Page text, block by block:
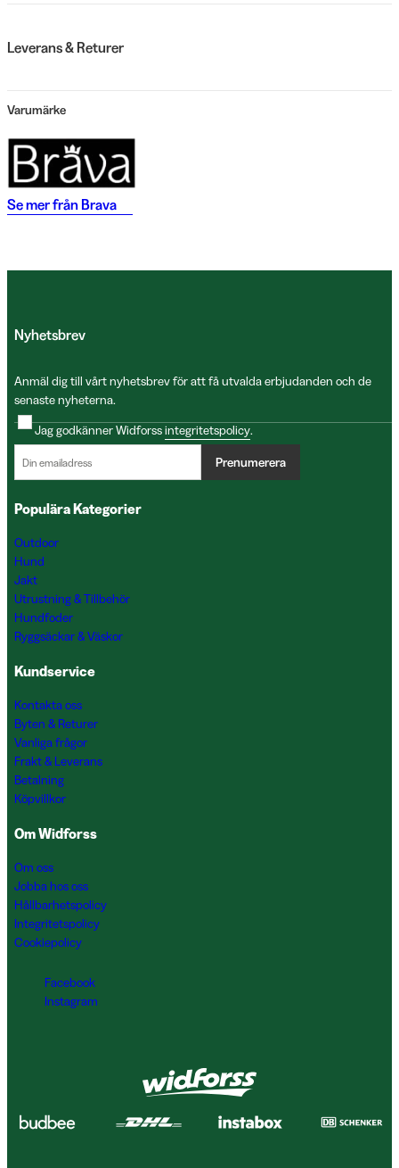
Leverans & Returer
Varumärke
Se mer från Brava
Nyhetsbrev
Anmäl dig till vårt nyhetsbrev för att få utvalda erbjudanden och de
senaste nyheterna.
Jag godkänner Widforssintegritetspolicy.
Prenumerera
Populära Kategorier
Outdoor
Hund
Jakt
Utrustning & Tillbehör
Hundfoder
Ryggsäckar & Väskor
Kundservice
Kontakta oss
Byten & Returer
Vanliga frågor
Frakt & Leverans
Betalning
Köpvillkor
Om Widforss
Om oss
Jobba hos oss
Hållbarhetspolicy
Integritetspolicy
Cookiepolicy
Facebook
Instagram